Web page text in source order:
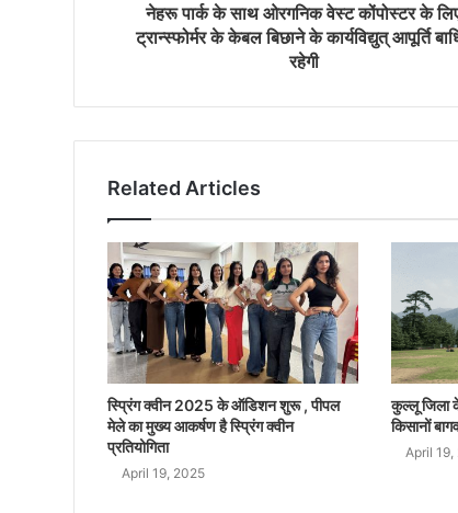
नेहरू पार्क के साथ ओरगनिक वेस्ट कोंपोस्टर के
ट्रान्स्फोर्मर के केबल बिछाने के कार्यविद्युत् आपूर्ति
रहेगी
Related Articles
स्प्रिंग क्वीन 2025 के ऑडिशन शुरू , पीपल
मेले का मुख्य आकर्षण है स्प्रिंग क्वीन
प्रतियोगिता
April 19, 2025
कुल्लू जिला
किसानों
April